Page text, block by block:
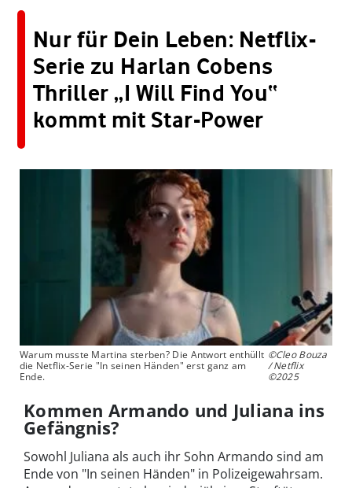
Nur für Dein Leben: Netflix-
Serie zu Harlan Cobens
Thriller „I Will Find You“
kommt mit Star-Power
Warum musste Martina sterben? Die Antwort enthüllt
die Netflix-Serie "In seinen Händen" erst ganz am
Ende.
©Cleo Bouza
/ Netflix
©2025
Kommen Armando und Juliana ins
Gefängnis?
Sowohl Juliana als auch ihr Sohn Armando sind am
Ende von "In seinen Händen" in Polizeigewahrsam.